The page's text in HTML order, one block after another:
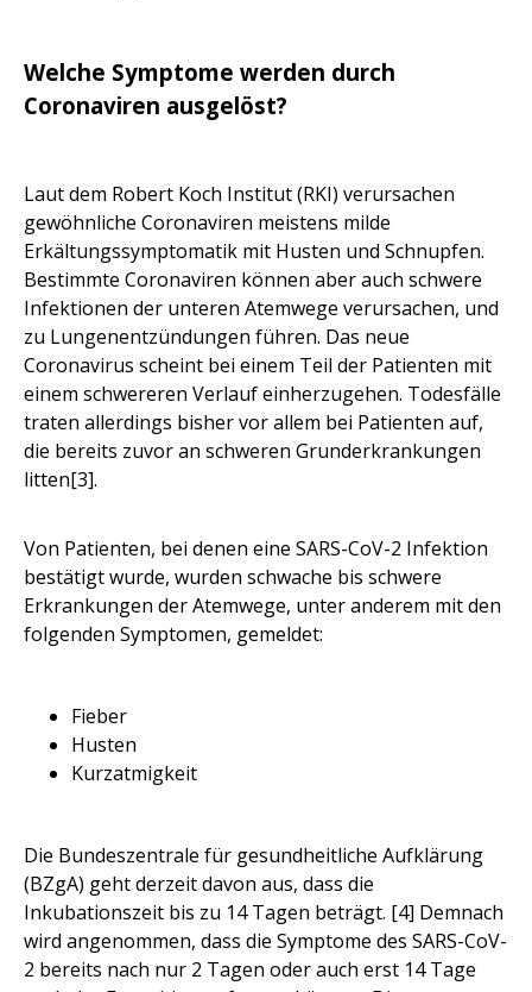
Welche Symptome werden durch
Coronaviren ausgelöst?
Laut dem Robert Koch Institut (RKI) verursachen
gewöhnliche Coronaviren meistens milde
Erkältungssymptomatik mit Husten und Schnupfen.
Bestimmte Coronaviren können aber auch schwere
Infektionen der unteren Atemwege verursachen, und
zu Lungenentzündungen führen. Das neue
Coronavirus scheint bei einem Teil der Patienten mit
einem schwereren Verlauf einherzugehen. Todesfälle
traten allerdings bisher vor allem bei Patienten auf,
die bereits zuvor an schweren Grunderkrankungen
litten[3].
Von Patienten, bei denen eine SARS-CoV-2 Infektion
bestätigt wurde, wurden schwache bis schwere
Erkrankungen der Atemwege, unter anderem mit den
folgenden Symptomen, gemeldet:
Fieber
Husten
Kurzatmigkeit
Die Bundeszentrale für gesundheitliche Aufklärung
(BZgA) geht derzeit davon aus, dass die
Inkubationszeit bis zu 14 Tagen beträgt. [4] Demnach
wird angenommen, dass die Symptome des SARS-CoV-
2 bereits nach nur 2 Tagen oder auch erst 14 Tage